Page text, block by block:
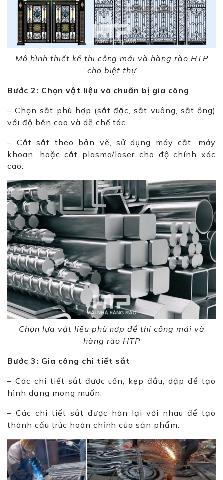
Mô hình thiết kế thi công mái và hàng rào HTP
cho biệt thự
Bước 2: Chọn vật liệu và chuẩn bị gia công
– Chọn sắt phù hợp (sắt đặc, sắt vuông, sắt ống)
với độ bền cao và dễ chế tác.
– Cắt sắt theo bản vẽ, sử dụng máy cắt, máy
khoan, hoặc cắt plasma/laser cho độ chính xác
cao.
Chọn lựa vật liệu phù hợp để thi công mái và
hàng rào HTP
Bước 3: Gia công chi tiết sắt
– Các chi tiết sắt được uốn, kẹp đầu, dập để tạo
hình dạng mong muốn.
– Các chi tiết sắt được hàn lại với nhau để tạo
thành cấu trúc hoàn chỉnh của sản phẩm.